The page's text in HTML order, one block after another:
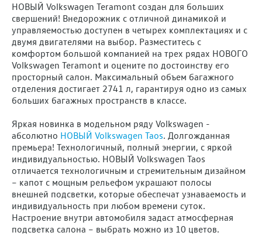
НОВЫЙ Volkswagen Teramont создан для больших
свершений! Внедорожник с отличной динамикой и
управляемостью доступен в четырех комплектациях и с
двумя двигателями на выбор. Разместитесь с
комфортом большой компанией на трех рядах НОВОГО
Volkswagen Teramont и оцените по достоинству его
просторный салон. Максимальный объем багажного
отделения достигает 2741 л, гарантируя одно из самых
больших багажных пространств в классе.
Яркая новинка в модельном ряду Volkswagen -
абсолютно НОВЫЙ Volkswagen Taos. Долгожданная
премьера! Технологичный, полный энергии, с яркой
индивидуальностью. НОВЫЙ Volkswagen Taos
отличается технологичным и стремительным дизайном
– капот с мощным рельефом украшают полосы
внешней подсветки, которые обеспечат узнаваемость и
индивидуальность при любом времени суток.
Настроение внутри автомобиля задаст атмосферная
подсветка салона – выбрать можно из 10 цветов.